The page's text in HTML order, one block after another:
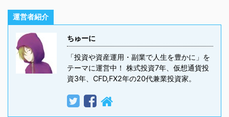
運営者紹介
ちゅーに
「投資や資産運用・副業で人生を豊かに」を
テーマに運営中！ 株式投資7年、仮想通貨投
資3年、CFD,FX2年の20代兼業投資家。